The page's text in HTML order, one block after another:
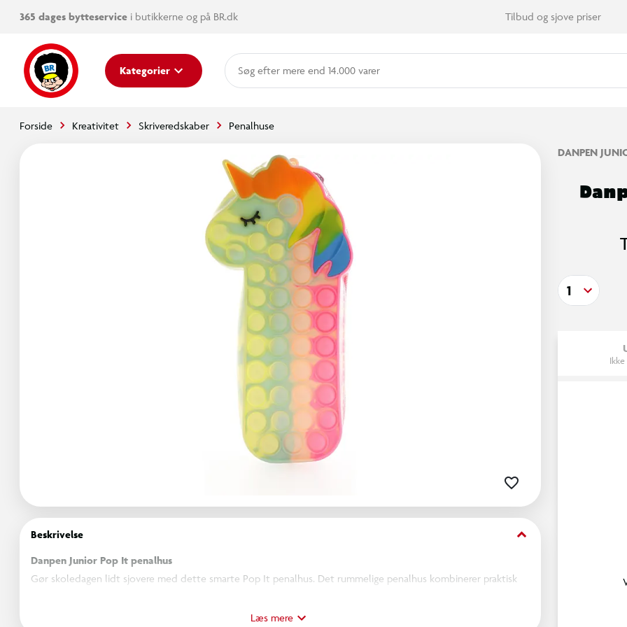
365 dages bytteservice i butikkerne og på BR.dk Tilbud og sjove priser
Kategorier mere end 14.000 varer
Forside Kreativitet Skriveredskaber Penalhuse
Beskrivelse keyboard_arrow_down
Danpen Junior Pop It penalhus
Gør skoledagen lidt sjovere med dette smarte Pop It penalhus. Det rummelige penalhus kombinerer praktisk
Læs mere
DANPEN
1